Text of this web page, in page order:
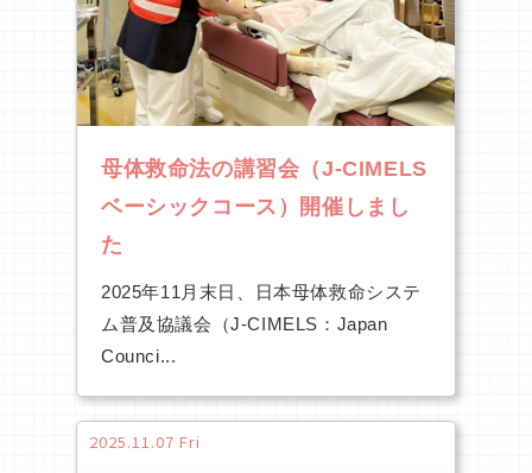
母体救命法の講習会（J-CIMELS
ベーシックコース）開催しまし
た
2025年11月末日、日本母体救命システ
ム普及協議会（J-CIMELS：Japan
Counci...
2025.11.07 Fri